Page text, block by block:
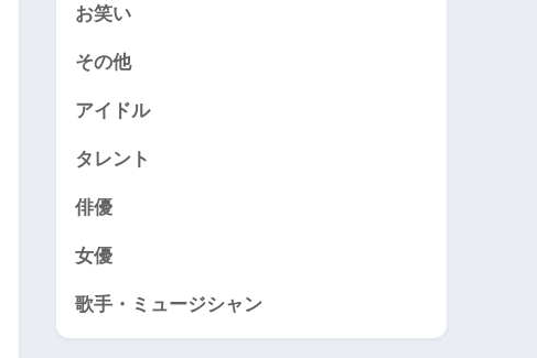
お笑い
その他
アイドル
タレント
俳優
女優
歌手・ミュージシャン